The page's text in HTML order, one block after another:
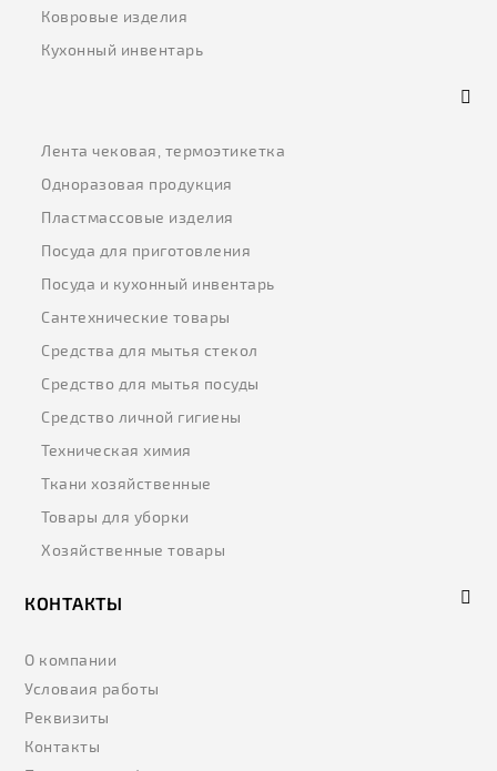
Ковровые изделия
Кухонный инвентарь
Лента чековая, термоэтикетка
Одноразовая продукция
Пластмассовые изделия
Посуда для приготовления
Посуда и кухонный инвентарь
Сантехнические товары
Средства для мытья стекол
Средство для мытья посуды
Средство личной гигиены
Техническая химия
Ткани хозяйственные
Товары для уборки
Хозяйственные товары
КОНТАКТЫ
О компании
Условаия работы
Реквизиты
Контакты